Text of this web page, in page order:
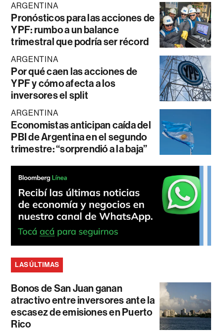
ARGENTINA
Pronósticos para las acciones de
YPF: rumbo a un balance
trimestral que podría ser récord
ARGENTINA
Por qué caen las acciones de
YPF y cómo afecta a los
inversores el split
ARGENTINA
Economistas anticipan caída del
PBI de Argentina en el segundo
trimestre: “sorprendió a la baja”
LAS ÚLTIMAS
Bonos de San Juan ganan
atractivo entre inversores ante la
escasez de emisiones en Puerto
Rico